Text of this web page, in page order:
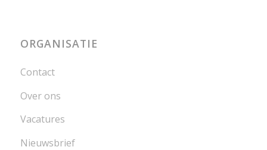
ORGANISATIE
Contact
Over ons
Vacatures
Nieuwsbrief